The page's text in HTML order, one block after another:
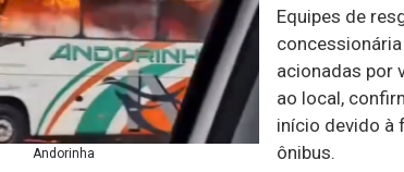
Andorinha
Equipes de
acionadas por
ao local,
início devido à
ônibus.